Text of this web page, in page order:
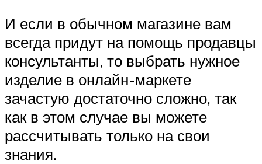
И если в обычном магазине вам
всегда придут на помощь продавцы
консультанты, то выбрать нужное
изделие в онлайн-маркете
зачастую достаточно сложно, так
как в этом случае вы можете
рассчитывать только на свои
знания.